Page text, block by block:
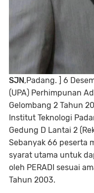
SJN ,Padang. ] 6
(UPA) Perhimpunan
Gelombang 2 Tahun
Institut Teknologi
Gedung D Lantai 2
Sebanyak 66 peserta
syarat utama untuk
oleh PERADI sesuai
Tahun 2003.